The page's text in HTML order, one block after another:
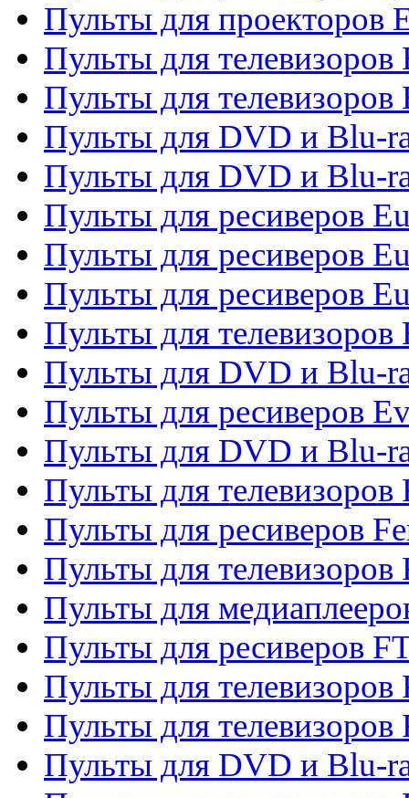
Пульты для проекторов
Пульты для телевизоров
Пульты для телевизоров
Пульты для DVD и Blu-
Пульты для DVD и Blu-
Пульты для ресиверов
Пульты для ресиверов
Пульты для ресиверов
Пульты для телевизоров
Пульты для DVD и Blu-
Пульты для ресиверов
Пульты для DVD и Blu-
Пульты для телевизоров
Пульты для ресиверов
Пульты для
Пульты для
Пульты для ресиверов
Пульты для телевизоров
Пульты для телевизоров
Пульты для DVD и Blu-